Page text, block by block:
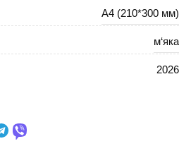
А4 (210*300 мм)
м‘яка
2026